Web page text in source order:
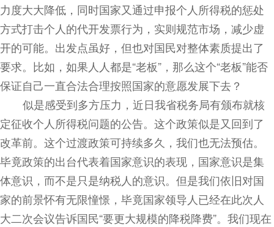
力度大大降低，同时国家又通过申报个人所得税的惩处
方式打击个人的代开发票行为，实则规范市场，减少虚
开的可能。出发点虽好，但也对国民对整体素质提出了
要求。比如，如果人人都是“老板”，那么这个“老板”能否
保证自己一直合法合理按照国家的意愿发展下去？
似是感受到多方压力，近日我省税务局有颁布就核
定征收个人所得税问题的公告。这个政策似是又回到了
改革前。这个过渡政策可持续多久，我们也无法预估。
毕竟政策的出台代表着国家意识的表现，国家意识是集
体意识，而不是只是纳税人的意识。但是我们依旧对国
家的前景怀有无限憧憬，毕竟国家领导人已经在此次人
大二次会议告诉国民“要更大规模的降税降费”。我们现在